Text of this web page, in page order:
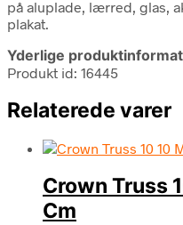
på aluplade, lærred, glas,
plakat.
Yderlige
Produkt id: 16445
Relaterede varer
Crown Truss
Cm